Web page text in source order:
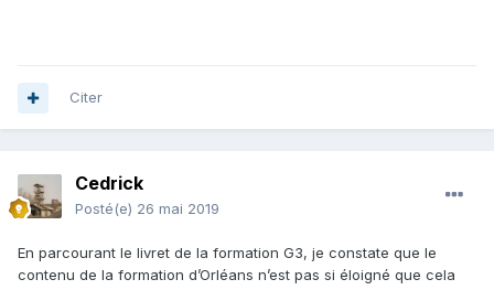
Citer
Cedrick
Posté(e) 26 mai 2019
En parcourant le livret de la formation G3, je constate que le
contenu de la formation d’Orléans n’est pas si éloigné que cela